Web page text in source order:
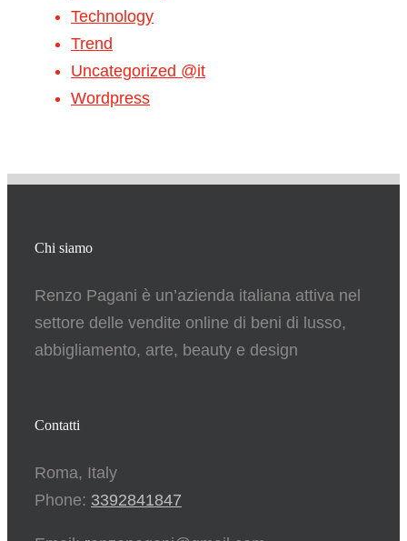
Technology
Trend
Uncategorized @it
Wordpress
Chi siamo
Renzo Pagani è un’azienda italiana attiva nel
settore delle vendite online di beni di lusso,
abbigliamento, arte, beauty e design
Contatti
Roma, Italy
Phone: 3392841847